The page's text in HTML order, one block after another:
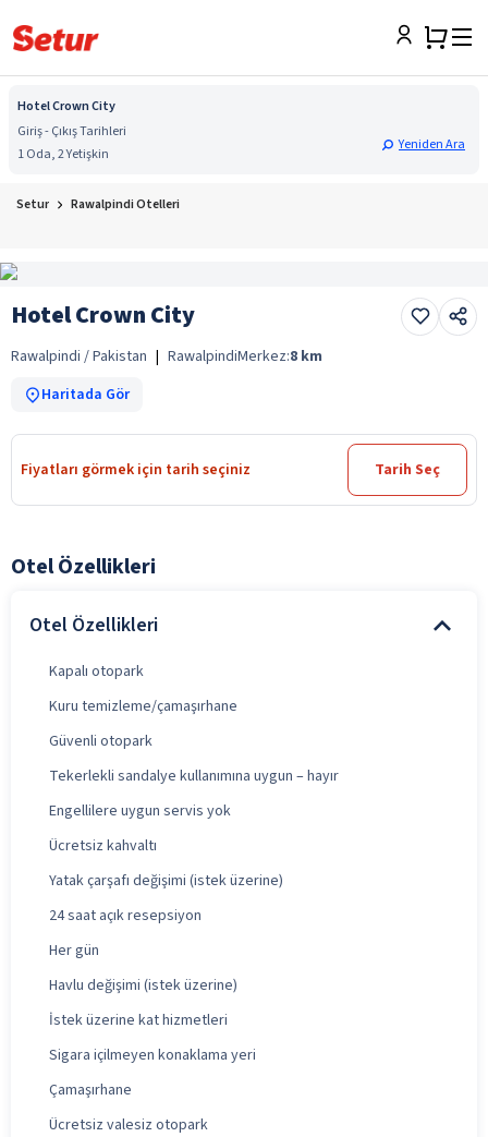
Hotel Crown City
Giriş - Çıkış Tarihleri
1 Oda, 2 Yetişkin
Yeniden Ara
Setur Rawalpindi Otelleri
Hotel Crown City
Rawalpindi / Pakistan | RawalpindiMerkez:8 km
Haritada Gör
Fiyatları görmek için tarih seçiniz Tarih Seç
Otel Özellikleri
Otel Özellikleri
Kapalı otopark
Kuru temizleme/çamaşırhane
Güvenli otopark
Tekerlekli sandalye kullanımına uygun – hayır
Engellilere uygun servis yok
Ücretsiz kahvaltı
Yatak çarşafı değişimi (istek üzerine)
24 saat açık resepsiyon
Her gün
Havlu değişimi (istek üzerine)
İstek üzerine kat hizmetleri
Sigara içilmeyen konaklama yeri
Çamaşırhane
Ücretsiz valesiz otopark